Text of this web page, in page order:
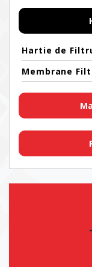
Hartie de
Membrane